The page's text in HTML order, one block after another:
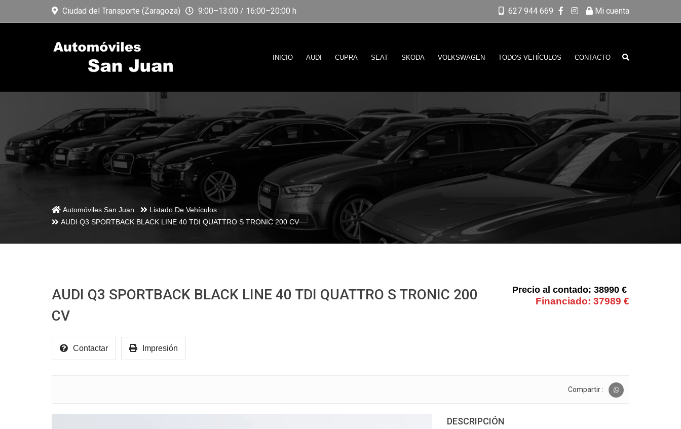
Ciudad del Transporte (Zaragoza) 9:00–13:00 / 16:00–20:00 h 627 944 669 Mi cuenta
INICIO AUDI CUPRA SEAT SKODA VOLKSWAGEN TODOS VEHÍCULOS CONTACTO
Automóviles San Juan
Listado De Vehículos
AUDI Q3 SPORTBACK BLACK LINE 40 TDI QUATTRO S TRONIC 200 CV
AUDI Q3 SPORTBACK BLACK LINE 40 TDI QUATTRO S TRONIC 200
CV
38990 €
37989 €
Contactar Impresión
Compartir :
DESCRIPCIÓN